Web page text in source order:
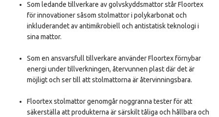
Som ledande tillverkare av golvskyddsmattor står Floortex
för innovationer såsom stolmattor i polykarbonat och
inkluderandet av antimikrobiell och antistatisk teknologi i
sina mattor.
Som en ansvarsfull tillverkare använder Floortex förnybar
energi under tillverkningen, återvunnen plast där det är
möjligt och ser till att stolmattorna är återvinningsbara.
Floortex stolmattor genomgår noggranna tester för att
säkerställa att produkterna är särskilt tåliga och hållbara och